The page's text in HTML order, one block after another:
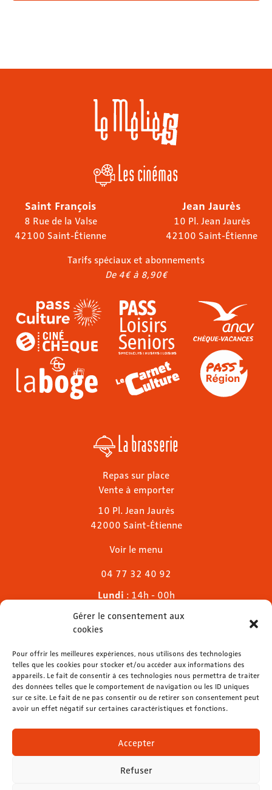
Gérer le consentement aux
cookies
Pour offrir les meilleures expériences, nous utilisons des technologies
telles que les cookies pour stocker et/ou accéder aux informations des
appareils. Le fait de consentir à ces technologies nous permettra de traiter
des données telles que le comportement de navigation ou les ID uniques
sur ce site. Le fait de ne pas consentir ou de retirer son consentement peut
avoir un effet négatif sur certaines caractéristiques et fonctions.
Accepter
Refuser
Les cinémas
Saint François
8 Rue de la Valse
42100 Saint-Étienne
Jean Jaurès
10 Pl. Jean Jaurès
42100 Saint-Étienne
Tarifs spéciaux et abonnements
De 4€ à 8,90€
La brasserie
Repas sur place
Vente à emporter
10 Pl. Jean Jaurès
42000 Saint-Étienne
Voir le menu
04 77 32 40 92
Lundi : 14h - 00h
Mardi & mercredi
Jeudi
Dimanche: 11h - 00h
04 77 32 32 01